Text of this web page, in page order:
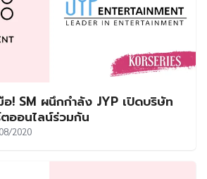
! SM ผนึกกำลัง JYP เปิดบริษัท
ออนไลน์ร่วมกัน
2020